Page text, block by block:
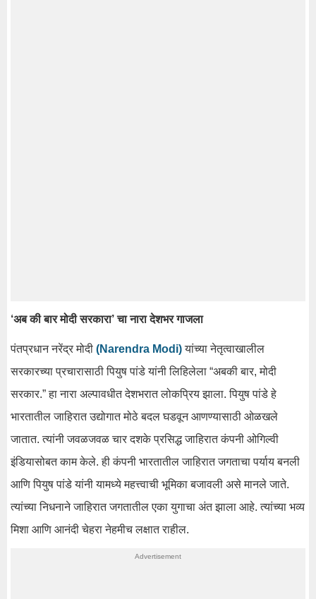
‘अब की बार मोदी सरकारा’ चा नारा देशभर गाजला
पंतप्रधान नरेंद्र मोदी (Narendra Modi)यांच्या नेतृत्वाखालील
सरकारच्या प्रचारासाठी पियुष पांडे यांनी लिहिलेला “अबकी बार, मोदी
सरकार.” हा नारा अल्पावधीत देशभरात लोकप्रिय झाला. पियुष पांडे हे
भारतातील जाहिरात उद्योगात मोठे बदल घडवून आणण्यासाठी ओळखले
जातात. त्यांनी जवळजवळ चार दशके प्रसिद्ध जाहिरात कंपनी ओगिल्वी
इंडियासोबत काम केले. ही कंपनी भारतातील जाहिरात जगताचा पर्याय बनली
आणि पियुष पांडे यांनी यामध्ये महत्त्वाची भूमिका बजावली असे मानले जाते.
त्यांच्या निधनाने जाहिरात जगतातील एका युगाचा अंत झाला आहे. त्यांच्या भव्य
मिशा आणि आनंदी चेहरा नेहमीच लक्षात राहील.